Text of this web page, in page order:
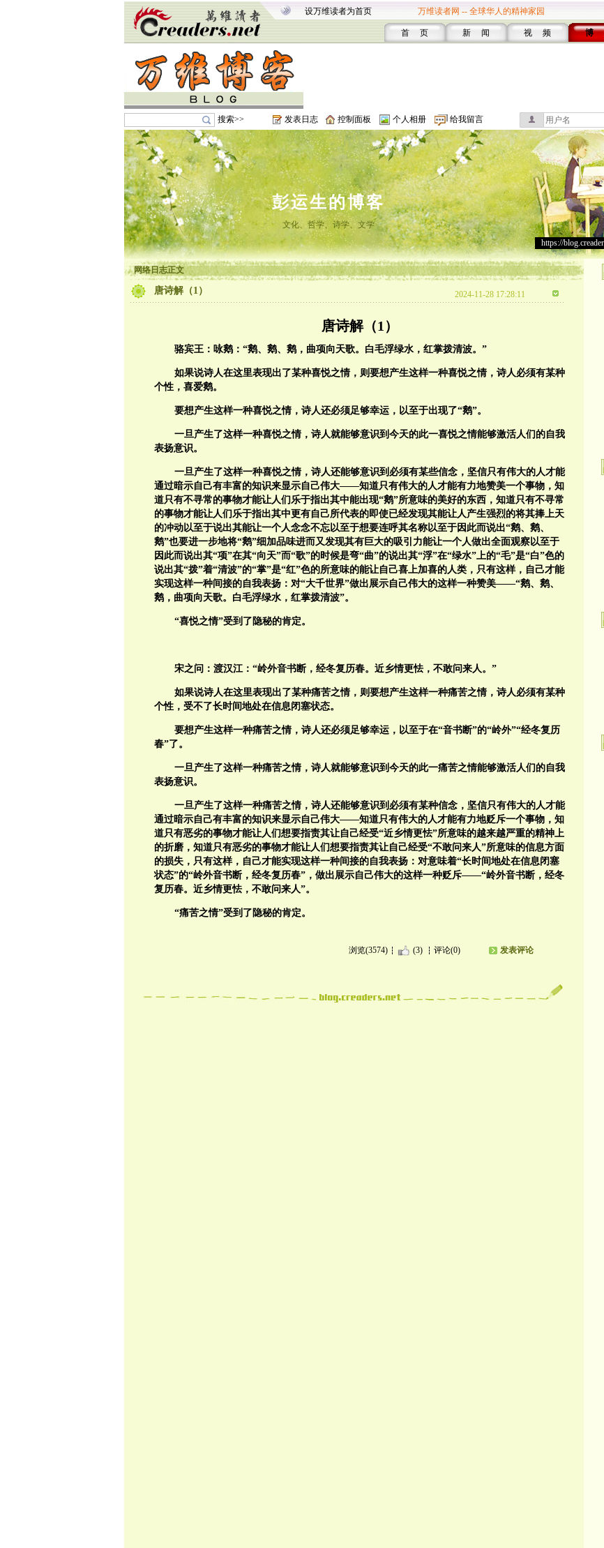
设万维读者为首页 万维读者网 -- 全球华人的精神家园
首 页 新 闻 视 频 博
搜索>> 发表日志 控制面板 个人相册 给我留言
彭运生的博客
文化、哲学、诗学、文学
https://
网络日志正文
唐诗解（1） 2024-11-28 17:28:11
唐诗解（1）
骆宾王： 咏鹅：“鹅、鹅、鹅，曲项向天歌。白毛浮绿水，红掌拨清波。”
如果说诗人在这里表现出了某种喜悦之情，则要想产生这样一种喜悦之情，诗人必须有某种
个性，喜爱鹅。
要想产生这样一种喜悦之情，诗人还必须足够幸运，以至于出现了“鹅”。
一旦产生了这样一种喜悦之情，诗人就能够意识到今天的此一喜悦之情能够激活人们的自我
表扬意识。
一旦产生了这样一种喜悦之情，诗人还能够意识到必须有某些信念，坚信只有伟大的人才能
通过暗示自己有丰富的知识来显示自己伟大——知道只有伟大的人才能有力地赞美一个事物，知
道只有不寻常的事物才能让人们乐于指出其中能出现“鹅”所意味的美好的东西，知道只有不寻常
的事物才能让人们乐于指出其中更有自己所代表的即使已经发现其能让人产生强烈的将其捧上天
的冲动以至于说出其能让一个人念念不忘以至于想要连呼其名称以至于因此而说出“鹅、鹅、
鹅”也要进一步地将“鹅”细加品味进而又发现其有巨大的吸引力能让一个人做出全面观察以至于
因此而说出其“项”在其“向天”而“歌”的时候是弯“曲”的说出其“浮”在“绿水”上的“毛”是“白”色的
说出其“拨”着“清波”的“掌”是“红”色的所意味的能让自己喜上加喜的人类，只有这样，自己才能
实现这样一种间接的自我表扬：对“大千世界”做出展示自己伟大的这样一种赞美——“鹅、鹅、
鹅，曲项向天歌。白毛浮绿水，红掌拨清波”。
“喜悦之情”受到了隐秘的肯定。
宋之问： 渡汉江：“岭外音书断，经冬复历春。近乡情更怯，不敢问来人。”
如果说诗人在这里表现出了某种痛苦之情，则要想产生这样一种痛苦之情，诗人必须有某种
个性，受不了长时间地处在信息闭塞状态。
要想产生这样一种痛苦之情，诗人还必须足够幸运，以至于在“音书断”的“岭外”“经冬复历
春”了。
一旦产生了这样一种痛苦之情，诗人就能够意识到今天的此一痛苦之情能够激活人们的自我
表扬意识。
一旦产生了这样一种痛苦之情，诗人还能够意识到必须有某种信念，坚信只有伟大的人才能
通过暗示自己有丰富的知识来显示自己伟大——知道只有伟大的人才能有力地贬斥一个事物，知
道只有恶劣的事物才能让人们想要指责其让自己经受“近乡情更怯”所意味的越来越严重的精神上
的折磨，知道只有恶劣的事物才能让人们想要指责其让自己经受“不敢问来人”所意味的信息方面
的损失，只有这样，自己才能实现这样一种间接的自我表扬：对意味着“长时间地处在信息闭塞
状态”的“岭外音书断，经冬复历春”，做出展示自己伟大的这样一种贬斥——“岭外音书断，经冬
复历春。近乡情更怯，不敢问来人”。
“痛苦之情”受到了隐秘的肯定。
浏览(3574) (3) 评论(0) 发表评论